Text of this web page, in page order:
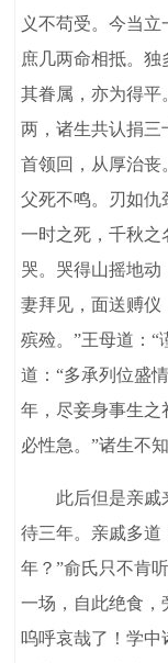
义不苟受。今当立
庶几两命相抵。独
其眷属，亦为得平
两，诸生共认捐三
首领回，从厚治丧
父死不鸣。刃如仇
一时之死，千秋之
哭。哭得山摇地
妻拜见，面送赙仪
殡殓。”王母道：“
道：“多承列位盛
年，尽妾身事生之
必性急。”诸生不
此后但是亲戚来
待三年。亲戚多道
年？”俞氏只不肯
一场，自此绝食，
呜呼哀哉了！学